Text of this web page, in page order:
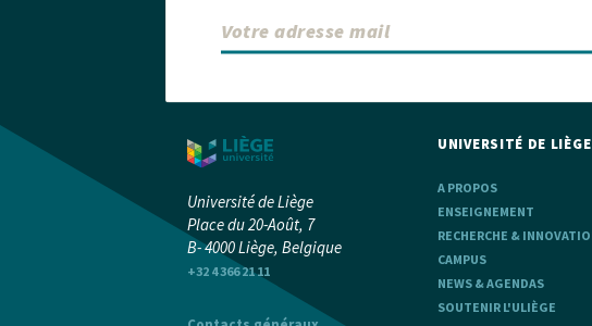
Université de Liège
Place du 20-Août, 7
B- 4000 Liège, Belgique
+32 4 366 21 11
UNIVERSITÉ DE LIÈGE
A PROPOS
ENSEIGNEMENT
RECHERCHE &
CAMPUS
NEWS & AGENDAS
SOUTENIR L'ULIÈGE